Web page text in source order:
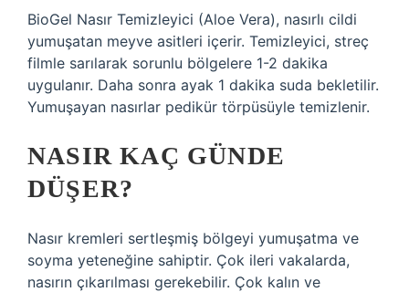
BioGel Nasır Temizleyici (Aloe Vera), nasırlı cildi
yumuşatan meyve asitleri içerir. Temizleyici, streç
filmle sarılarak sorunlu bölgelere 1-2 dakika
uygulanır. Daha sonra ayak 1 dakika suda bekletilir.
Yumuşayan nasırlar pedikür törpüsüyle temizlenir.
NASIR KAÇ GÜNDE
DÜŞER?
Nasır kremleri sertleşmiş bölgeyi yumuşatma ve
soyma yeteneğine sahiptir. Çok ileri vakalarda,
nasırın çıkarılması gerekebilir. Çok kalın ve